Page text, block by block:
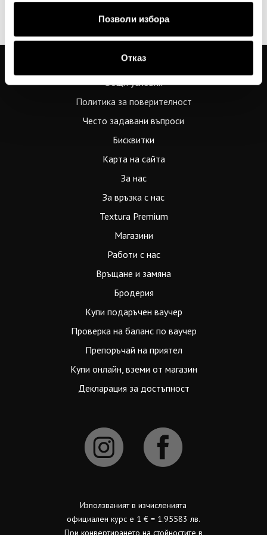
Позволи избора
Отказ
This site is protected by reCAPTCHA and the Google
Общи условия
Политика за поверителност
Често задавани въпроси
Бисквитки
Карта на сайта
За нас
За връзка с нас
Textura Premium
Магазини
Работи с нас
Връщане и замяна
Бродерия
Купи подаръчен ваучер
Проверка на баланс по ваучер
Препоръчай на приятел
Купи онлайн, вземи от магазин
Декларация за достъпност
Използваният в изчисленията
официален курс е 1 € = 1.95583 лв.
При конвертирането на стойностите в